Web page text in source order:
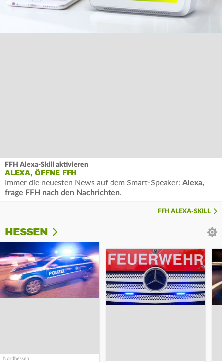
FFH Alexa-Skill aktivieren
ALEXA, ÖFFNE FFH
Immer die neuesten News auf dem Smart-Speaker: Alexa,
frage FFH nach den Nachrichten.
FFH ALEXA-SKILL
HESSEN